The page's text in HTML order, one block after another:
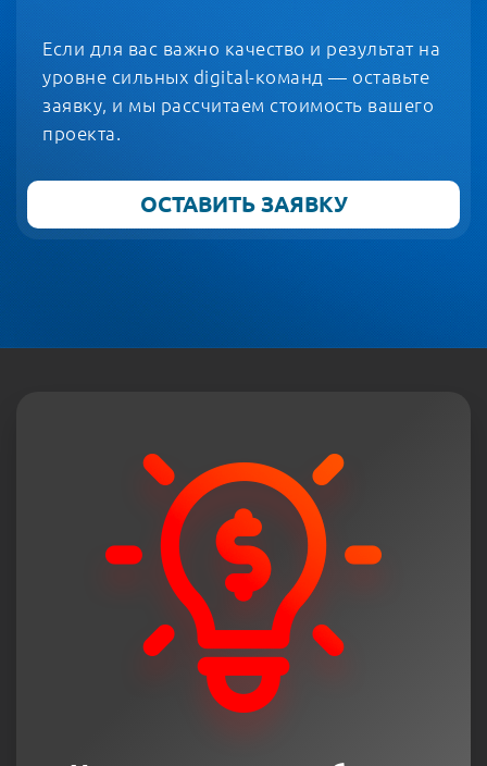
Если для вас важно качество и результат на
уровне сильных digital-команд — оставьте
заявку, и мы рассчитаем стоимость вашего
проекта.
ОСТАВИТЬ ЗАЯВКУ